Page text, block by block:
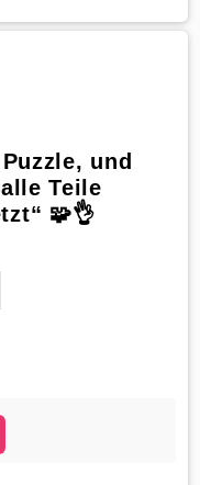
und
Teile
🧩👌